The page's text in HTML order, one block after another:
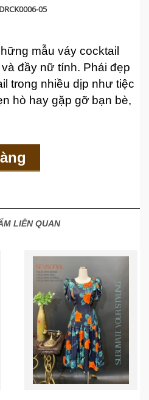
05
mẫu váy cocktail
đầy nữ tính. Phái đẹp
trong nhiều dịp như tiệc
hò hay gặp gỡ bạn bè,
LIÊN QUAN